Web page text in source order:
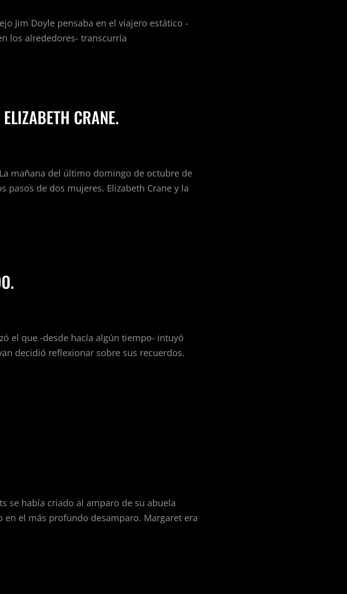
Jim Doyle pensaba en el viajero estático -
los alrededores- transcurría
CRANE.
mañana del último domingo de octubre de
pasos de dos mujeres. Elizabeth Crane y la
el que -desde hacía algún tiempo- intuyó
decidió reflexionar sobre sus recuerdos.
se había criado al amparo de su abuela
el más profundo desamparo. Margaret era